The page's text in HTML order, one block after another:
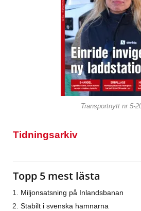
Transportnytt nr 5-
Tidningsarkiv
Topp 5 mest lästa
Miljonsatsning på Inlandsbanan
Stabilt i svenska hamnarna